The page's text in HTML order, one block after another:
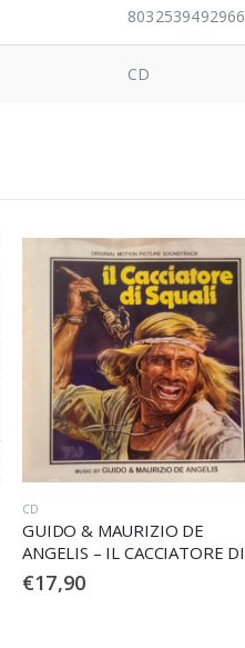
8032539492966
CD
VINILE
GUIDO & MAURIZIO DE
ANGELIS – PORGI L’ALTRA
GUANCIA
€32,90